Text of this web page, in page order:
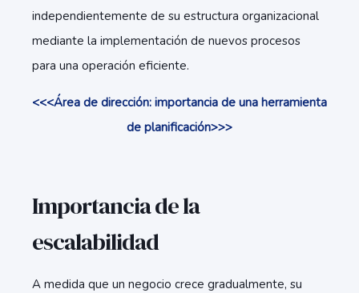
independientemente de su estructura organizacional
mediante la implementación de nuevos procesos
para una operación eficiente.
<<<Área de dirección: importancia de una herramienta
de planificación>>>
Importancia de la
escalabilidad
A medida que un negocio crece gradualmente, su